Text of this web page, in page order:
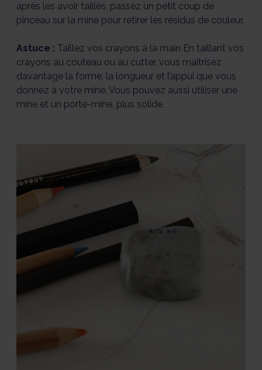
après les avoir taillés, passez un petit coup de
pinceau sur la mine pour retirer les résidus de couleur.
Astuce : Taillez vos crayons à la main En taillant vos
crayons au couteau ou au cutter, vous maîtrisez
davantage la forme, la longueur et l’appui que vous
donnez à votre mine. Vous pouvez aussi utiliser une
mine et un porte-mine, plus solide.